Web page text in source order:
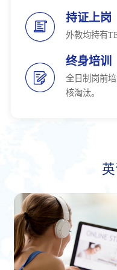
持证上岗
外教均持有
终身培训
全日制岗前
核淘汰。